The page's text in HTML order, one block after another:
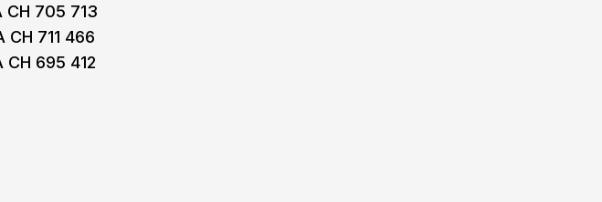
CH 705 713
CH 711 466
CH 695 412